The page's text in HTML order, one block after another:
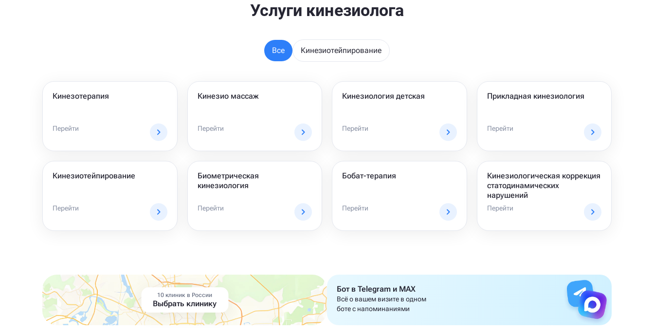
Услуги кинезиолога
Все Кинезиотейпирование
Кинезотерапия
Перейти
Кинезио массаж
Перейти
Кинезиология детская
Перейти
Прикладная кинезиология
Перейти
Кинезиотейпирование
Перейти
Биометрическая
кинезиология
Перейти
Бобат-терапия
Перейти
Кинезиологическая коррекция
статодинамических
нарушений
Перейти
10 клиник в России
Выбрать клинику
Бот в Telegram и MAX
Всё о вашем визите в одном
боте с напоминаниями